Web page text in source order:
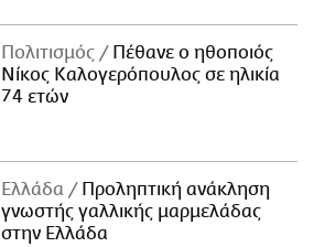
Πολιτισμός
Πέθανε ο ηθοποιός
Νίκος Καλογερόπουλος σε ηλικία
74 ετών
Ελλάδα
Προληπτική ανάκληση
γνωστής γαλλικής μαρμελάδας
στην Ελλάδα